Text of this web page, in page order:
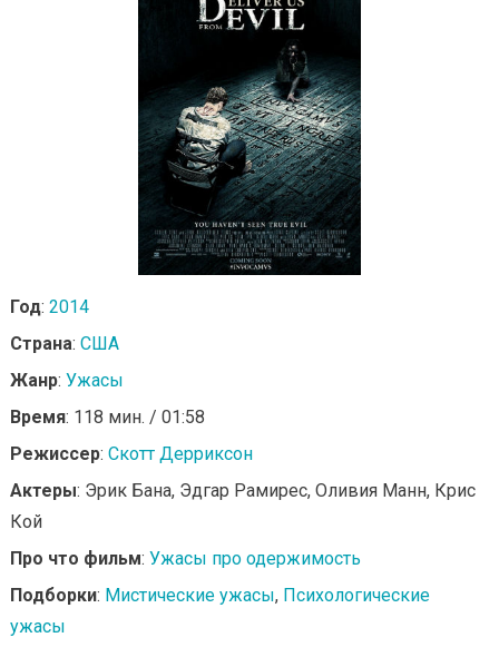
Год: 2014
Страна: США
Жанр: Ужасы
Время: 118 мин. / 01:58
Режиссер: Скотт Дерриксон
Актеры: Эрик Бана, Эдгар Рамирес, Оливия Манн, Крис
Кой
Про что фильм: Ужасы про одержимость
Подборки: Мистические ужасы, Психологические
ужасы